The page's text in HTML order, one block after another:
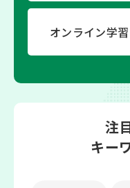
オンライン学習
注
キー